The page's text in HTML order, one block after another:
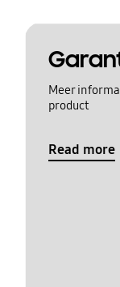
Meer
product
Read more